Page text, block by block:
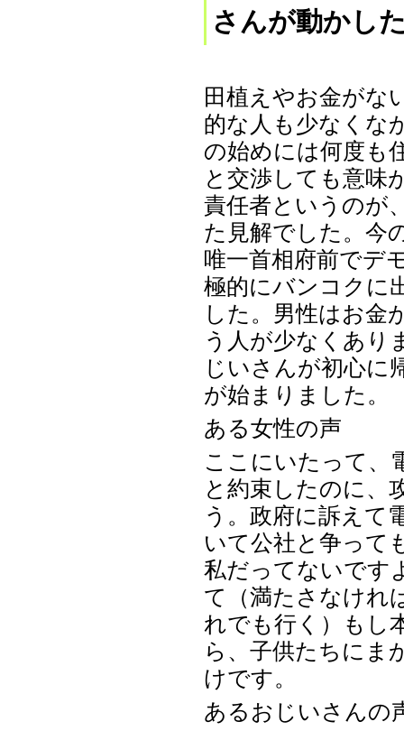
さんが動かし
田植えやお金がな
的な人も少なくな
の始めには何度も
と交渉しても意味
責任者というのが
た見解でした。今
唯一首相府前でデ
極的にバンコクに
した。男性はお金
う人が少なくあり
じいさんが初心に
が始まりました。
ある女性の声
ここにいたって、
と約束したのに、
う。政府に訴えて
いて公社と争って
私だってないです
て（満たさなけれ
れでも行く）もし
ら、子供たちにま
けです。
あるおじいさんの